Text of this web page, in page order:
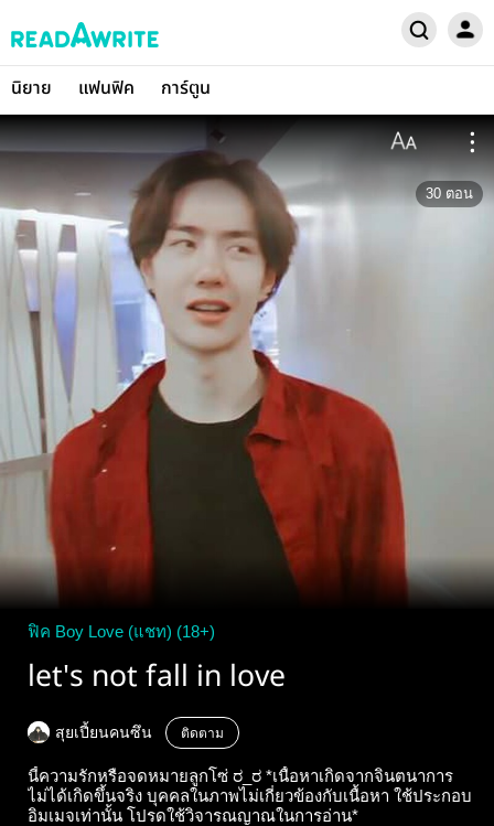
นิยาย แฟนฟิค การ์ตูน
30 ตอน
ฟิค Boy Love (แชท) (18+)
let's not fall in love
สุยเปี้ยนคนซึน ติดตาม
นี้ความรักหรือจดหมายลูกโซ่ ರ_ರ *เนื้อหาเกิดจากจินตนาการ
ไม่ได้เกิดขึ้นจริง บุคคลในภาพไม่เกี่ยวข้องกับเนื้อหา ใช้ประกอบ
อิมเมจเท่านั้น โปรดใช้วิจารณญาณในการอ่าน*